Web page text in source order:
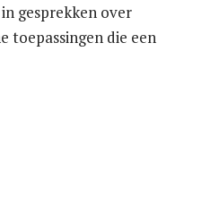
gesprekken over
toepassingen die een